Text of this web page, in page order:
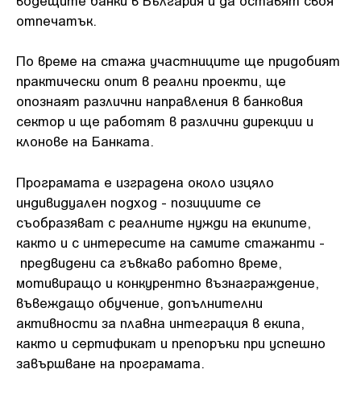
отпечатък.
По време на стажа участниците ще придобият
практически опит в реални проекти, ще
опознаят различни направления в банковия
сектор и ще работят в различни дирекции и
клонове на Банката.
Програмата е изградена около изцяло
индивидуален подход - позициите се
съобразяват с реалните нужди на екипите,
както и с интересите на самите стажанти -
предвидени са гъвкаво работно време,
мотивиращо и конкурентно възнаграждение,
въвеждащо обучение, допълнителни
активности за плавна интеграция в екипа,
както и сертификат и препоръки при успешно
завършване на програмата.